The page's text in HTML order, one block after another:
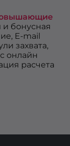
и бонусная
Е-mail
захвата,
онлайн
расчета